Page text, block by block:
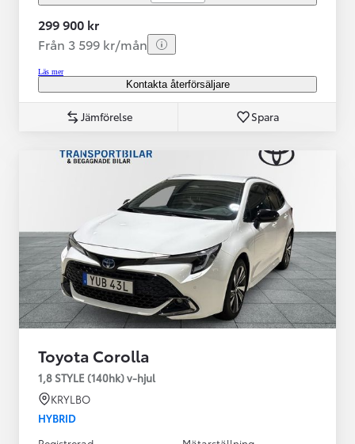
299 900 kr
Från 3 599 kr/mån
Läs mer
Kontakta återförsäljare
Jämförelse Spara
Toyota Corolla
1,8 STYLE (140hk) v-hjul
KRYLBO
HYBRID